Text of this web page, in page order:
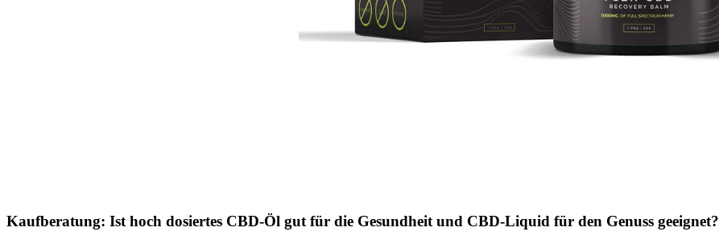
Kaufberatung: Ist hoch dosiertes CBD-Öl gut für die Gesundheit und CBD-Liquid für den Genuss geeignet?